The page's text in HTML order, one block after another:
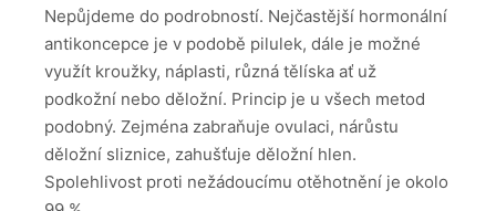
Nepůjdeme do podrobností. Nejčastější hormonální
antikoncepce je v podobě pilulek, dále je možné
využít kroužky, náplasti, různá tělíska ať už
podkožní nebo děložní. Princip je u všech metod
podobný. Zejména zabraňuje ovulaci, nárůstu
děložní sliznice, zahušťuje děložní hlen.
Spolehlivost proti nežádoucímu otěhotnění je okolo